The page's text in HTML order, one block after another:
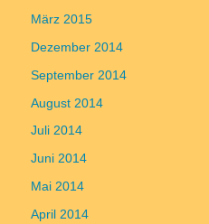
März 2015
Dezember 2014
September 2014
August 2014
Juli 2014
Juni 2014
Mai 2014
April 2014